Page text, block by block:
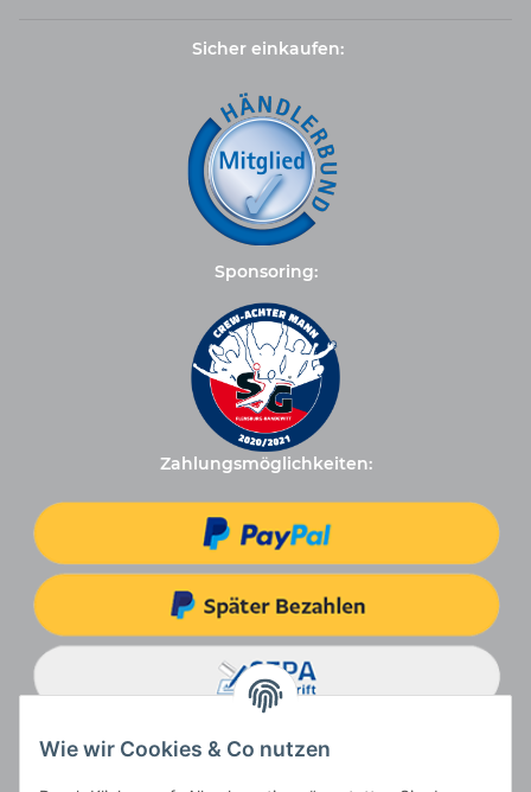
Sicher einkaufen:
Sponsoring:
Zahlungsmöglichkeiten:
Wie wir Cookies & Co nutzen